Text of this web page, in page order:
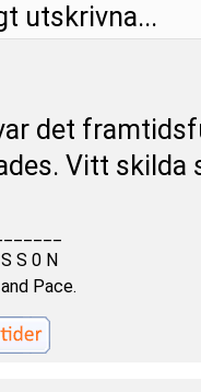
utskrivna...
det
Vitt skilda
S 0 N
Pace.